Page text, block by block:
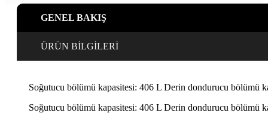
cm
adet
GENEL BAKIŞ
ÜRÜN BİLGİLERİ
Soğutucu bölümü kapasitesi: 406 L Derin dondurucu bölümü
Soğutucu bölümü kapasitesi: 406 L Derin dondurucu bölümü